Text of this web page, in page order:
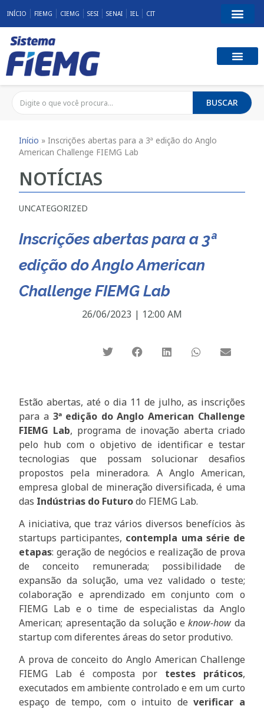
INÍCIO FIEMG CIEMG SESI SENAI IEL CIT
BUSCAR
Início »Inscrições abertas para a 3ª edição do Anglo
American Challenge FIEMG Lab
NOTÍCIAS
UNCATEGORIZED
Inscrições abertas para a 3ª
edição do Anglo American
Challenge FIEMG Lab
26/06/2023 | 12:00 AM
Estão abertas, até o dia 11 de julho, as inscrições
para a 3ª edição do Anglo American Challenge
FIEMG Lab, programa de inovação aberta criado
pelo hub com o objetivo de identificar e testar
tecnologias que possam solucionar desafios
propostos pela mineradora. A Anglo American,
empresa global de mineração diversificada, é uma
das Indústrias do Futurodo FIEMG Lab.
A iniciativa, que traz vários diversos benefícios às
startups participantes, contempla uma série de
etapas: geração de negócios e realização de prova
de conceito remunerada; possibilidade de
expansão da solução, uma vez validado o teste;
colaboração e aprendizado em conjunto com o
FIEMG Lab e o time de especialistas da Anglo
American; apresentação da solução eknow-how da
startup com diferentes áreas do setor produtivo.
A prova de conceito do Anglo American Challenge
FIEMG Lab é composta por testes práticos,
executados em ambiente controlado e em um curto
espaço de tempo, com o intuito deverificar a